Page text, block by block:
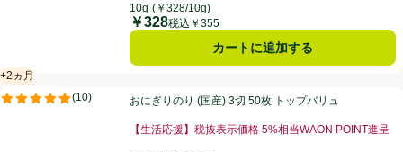
10g (￥328/10g)
価格
￥328税込￥355
カートに追加する
おにぎりのり (国産) 3切 50枚 トップバリュ
+2ヵ月
賞味・消費期限保証：2ヵ月
(10)
評価は10件のレビューで5点中4.8点。おにぎりのり (国産) 3切 50枚 トップバリュ
【生活応援】税抜表示価格 5%相当WAON POINT進呈